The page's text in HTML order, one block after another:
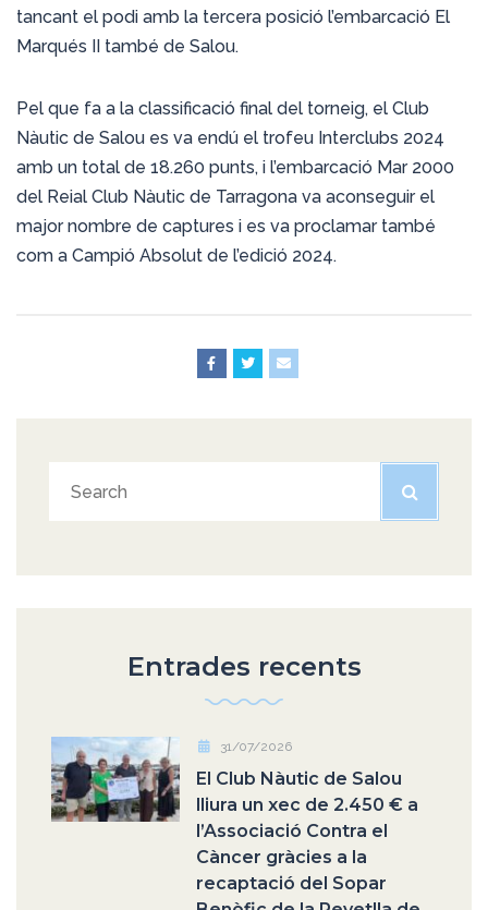
tancant el podi amb la tercera posició l’embarcació El
Marqués II també de Salou.
Pel que fa a la classificació final del torneig, el Club
Nàutic de Salou es va endú el trofeu Interclubs 2024
amb un total de 18.260 punts, i l’embarcació Mar 2000
del Reial Club Nàutic de Tarragona va aconseguir el
major nombre de captures i es va proclamar també
com a Campió Absolut de l’edició 2024.
Entrades recents
31/07/2026
El Club Nàutic de Salou
lliura un xec de 2.450 € a
l’Associació Contra el
Càncer gràcies a la
recaptació del Sopar